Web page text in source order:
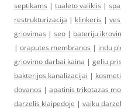
septikams | tualeto valiklis |
restrukturizacija | klinkeris |
griovimas | seo | bateriju
| oraputes membranos | indu
griovimo darbai kaina | geliu
bakterijos kanalizacijai |
dovanos | apatinis trikotazas
darzelis klaipedoje | vaiku